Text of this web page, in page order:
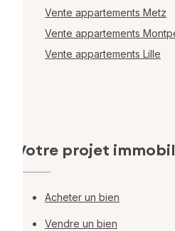
Vente appartements Metz
Vente appartements
Vente appartements Lille
Votre projet
Acheter un bien
Vendre un bien